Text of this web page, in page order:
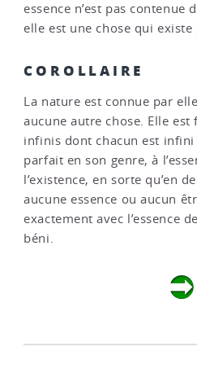
essence n’est pas contenue
elle est une chose qui existe
COROLLAIRE
La nature est connue par
aucune autre chose. Elle est
infinis dont chacun est
parfait en son genre, à
l’existence, en sorte qu’en
aucune essence ou aucun
exactement avec l’essence
béni.